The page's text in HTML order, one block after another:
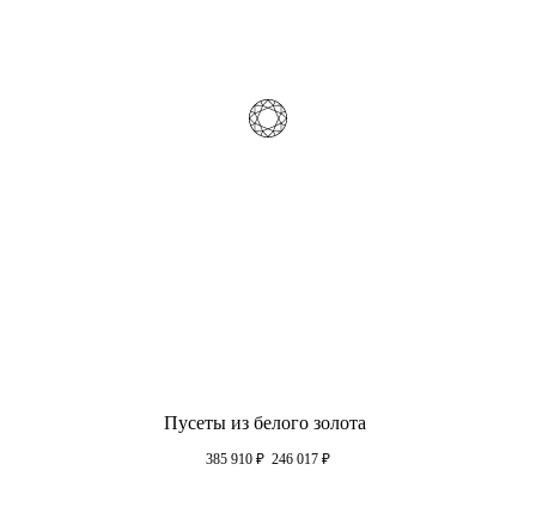
Пусеты из белого золота
385 910 ₽ 246 017 ₽